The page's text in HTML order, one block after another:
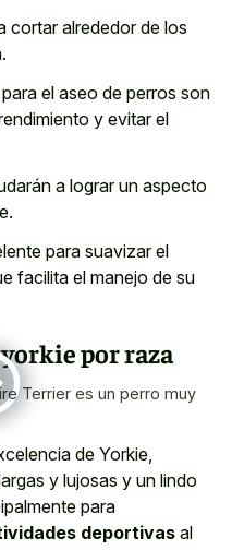
cortar alrededor de los
el aseo de perros son
y evitar el
a lograr un aspecto
para suavizar el
facilita el manejo de su
por raza
Terrier es un perro muy
de Yorkie,
y lujosas y un lindo
para
deportivas al